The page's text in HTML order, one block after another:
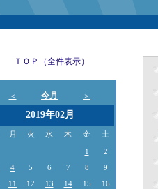
ＴＯＰ（全件表示）
＜ 今月 ＞
2019年02月
月 火 水 木 金 土
1
2
4 5 6 7 8
9
11 12 13 14 15
16